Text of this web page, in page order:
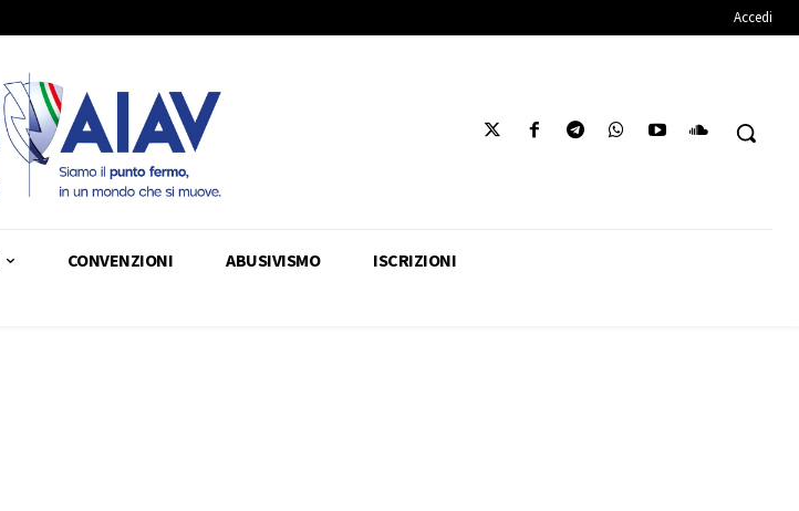
Accedi
CONVENZIONI ABUSIVISMO ISCRIZIONI